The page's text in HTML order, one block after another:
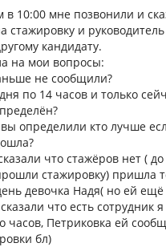
10:00 мне позвонили и
стажировку и руководитель
кандидату.
на мои вопросы:
не сообщили?
по 14 часов и только
определили кто лучше
что стажёров нет (
стажировку) пришла
девочка Надя( но ей
что есть сотрудник
часов, Петриковка ей
бл)